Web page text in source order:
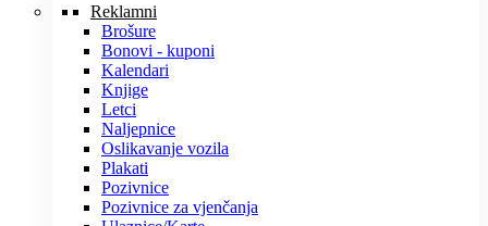
Reklamni
Brošure
Bonovi - kuponi
Kalendari
Knjige
Letci
Naljepnice
Oslikavanje vozila
Plakati
Pozivnice
Pozivnice za vjenčanja